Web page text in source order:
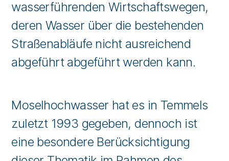
wasserführenden Wirtschaftswegen,
deren Wasser über die bestehenden
Straßenabläufe nicht ausreichend
abgeführt abgeführt werden kann.
Moselhochwasser hat es in Temmels
zuletzt 1993 gegeben, dennoch ist
eine besondere Berücksichtigung